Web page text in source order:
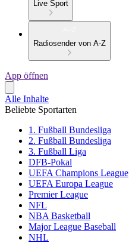
Live Sport
Radiosender von A-Z
App öffnen
Alle Inhalte
Beliebte Sportarten
1. Fußball Bundesliga
2. Fußball Bundesliga
3. Fußball Liga
DFB-Pokal
UEFA Champions League
UEFA Europa League
Premier League
NFL
NBA Basketball
Major League Baseball
NHL